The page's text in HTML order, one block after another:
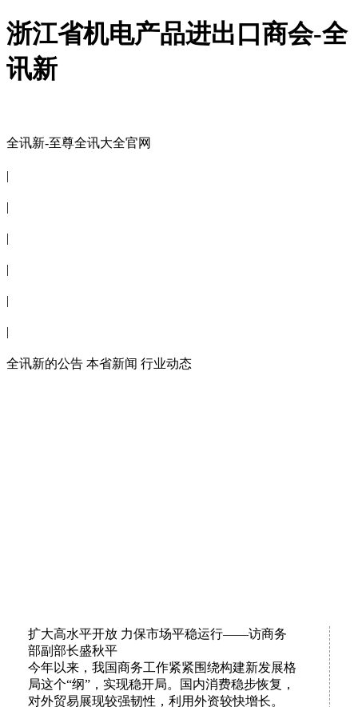
浙江省机电产品进出口商会-全
讯新
全讯新-至尊全讯大全官网
|
|
|
|
|
|
全讯新的公告 本省新闻 行业动态
扩大高水平开放 力保市场平稳运行——访商务
部副部长盛秋平
今年以来，我国商务工作紧紧围绕构建新发展格
局这个“纲”，实现稳开局。国内消费稳步恢复，
对外贸易展现较强韧性，利用外资较快增长。